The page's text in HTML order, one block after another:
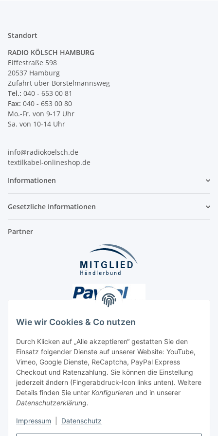
Wie wir Cookies & Co nutzen
Durch Klicken auf „Alle akzeptieren“ gestatten Sie den
Einsatz folgender Dienste auf unserer Website: YouTube,
Vimeo, Google Dienste, ReCaptcha, PayPal Express
Checkout und Ratenzahlung. Sie können die Einstellung
jederzeit ändern (Fingerabdruck-Icon links unten). Weitere
Details finden Sie unter Konfigurieren und in unserer
Datenschutzerklärung.
Impressum Datenschutz
Standort
RADIO KÖLSCH HAMBURG
Eiffestraße 598
20537 Hamburg
Zufahrt über Borstelmannsweg
Tel.: 040 - 653 00 81
Fax: 040 - 653 00 80
Mo.-Fr. von 9-17 Uhr
Sa. von 10-14 Uhr
info@radiokoelsch.de
textilkabel-onlineshop.de
Informationen
Gesetzliche Informationen
Partner
Unsere Seiten
Social Media
Vertrag widerrufen